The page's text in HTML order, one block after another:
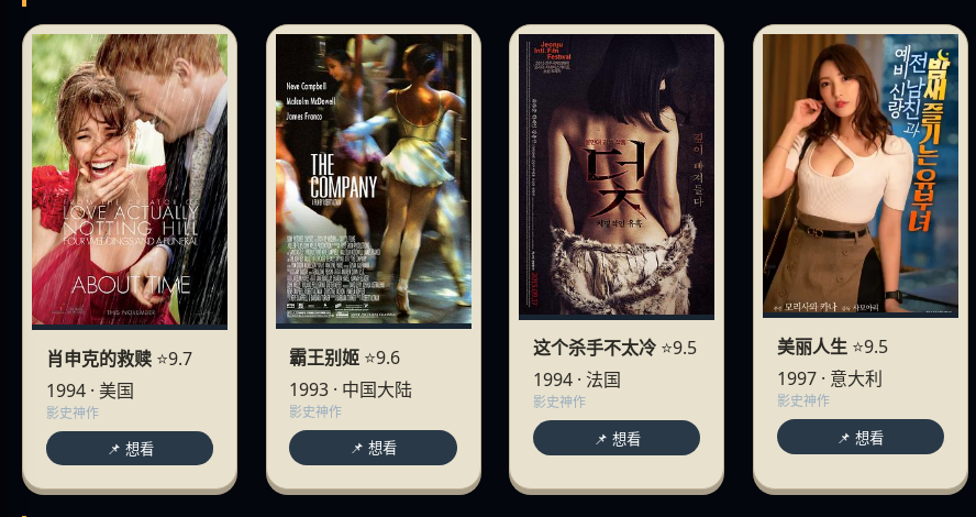
肖申克的救赎⭐9.7
1994 · 美国
影史神作
📌 想看
霸王别姬 ⭐9.6
1993 · 中国大陆
影史神作
📌 想看
这个杀手不太冷⭐9.5
1994 · 法国
影史神作
📌 想看
美丽人生⭐9.5
1997 · 意大利
影史神作
📌 想看